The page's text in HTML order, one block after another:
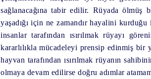
sağlanacağına tabir edilir. Rüyada ölmüş
yaşadığı için ne zamandır hayalini
insanlar tarafından ısırılmak rüyayı
kararlılıkla mücadeleyi prensip edinmiş bir
hayvan tarafından ısırılmak rüyanın
olmaya devam edilirse doğru adımlar